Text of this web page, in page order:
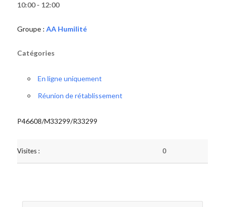
10:00 - 12:00
Groupe : AA Humilité
Catégories
En ligne uniquement
Réunion de rétablissement
P46608/M33299/R33299
Visites : 0